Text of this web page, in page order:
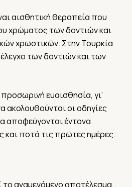
αισθητική θεραπεία που
χρώματος των δοντιών και
χρωστικών. Στην Τουρκία
των δοντιών και των
ευαισθησία, γι’
ακολουθούνται οι οδηγίες
αποφεύγονται έντονα
και ποτά τις πρώτες ημέρες.
το αναμενόμενο αποτέλεσμα,